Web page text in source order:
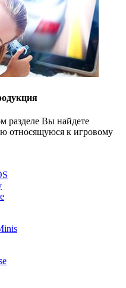
разделе Вы найдете
относящуюся к игровому